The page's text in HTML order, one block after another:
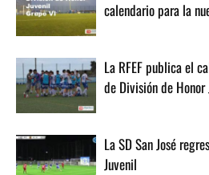
calendario para la
La RFEF publica el
de División de
La SD San José
Juvenil